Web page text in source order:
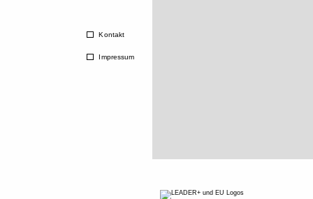
Kontakt
Impressum